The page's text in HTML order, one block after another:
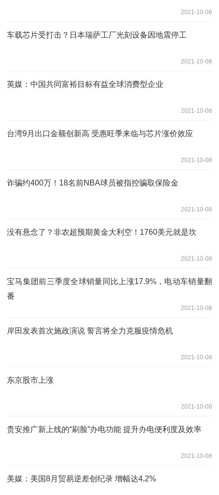
2021-10-08
车载芯片受打击？日本瑞萨工厂光刻设备因地震停工
2021-10-08
英媒：中国共同富裕目标有益全球消费型企业
2021-10-08
台湾9月出口金额创新高 受惠旺季来临与芯片涨价效应
2021-10-08
诈骗约400万！18名前NBA球员被指控骗取保险金
2021-10-08
没有悬念了？非农超预期黄金大利空！1760美元就是坎
2021-10-08
宝马集团前三季度全球销量同比上涨17.9%，电动车销量翻
番
2021-10-08
岸田发表首次施政演说 誓言将全力克服疫情危机
2021-10-08
东京股市上涨
2021-10-08
贵安推广新上线的“刷脸”办电功能 提升办电便利度及效率
2021-10-08
美媒：美国8月贸易逆差创纪录 增幅达4.2%